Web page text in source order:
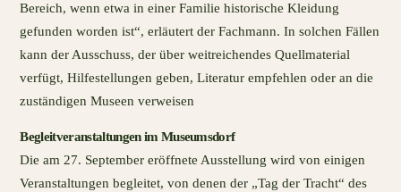
Bereich, wenn etwa in einer Familie historische Kleidung
gefunden worden ist“, erläutert der Fachmann. In solchen Fällen
kann der Ausschuss, der über weitreichendes Quellmaterial
verfügt, Hilfestellungen geben, Literatur empfehlen oder an die
zuständigen Museen verweisen
Begleitveranstaltungen im Museumsdorf
Die am 27. September eröffnete Ausstellung wird von einigen
Veranstaltungen begleitet, von denen der „Tag der Tracht“ des